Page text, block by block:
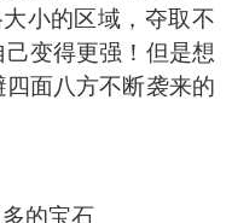
小的区域，夺取不
变得更强！但是想
面八方不断袭来的
的宝石